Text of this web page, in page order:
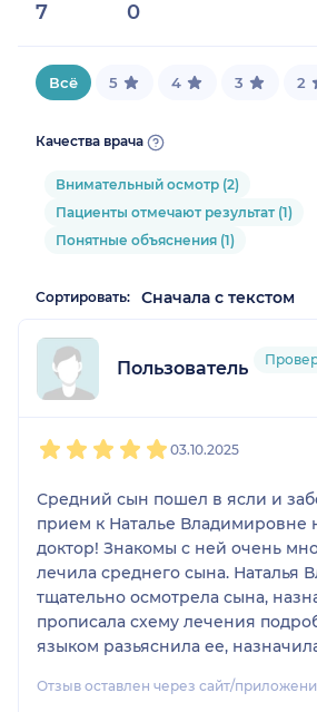
7 0
Всё 5 4 3 2
Качества врача
Внимательный осмотр (2)
Пациенты отмечают результат (1)
Понятные объяснения (1)
Сортировать:
Пользователь
03.10.2025
Средний сын пошел в ясли и
прием к Наталье
доктор! Знакомы с ней очень
лечила среднего сына. Наталья
тщательно осмотрела сына,
прописала схему лечения
языком разьяснила ее, назначила массаж и
динамике за состоянием сына.
Отзыв оставлен через сайт/